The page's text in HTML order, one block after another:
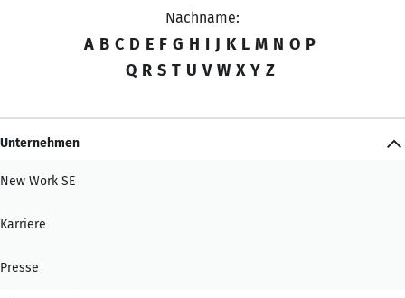
Nachname:
A B C D E F G H I J K L M N O P
Q R S T U V W X Y Z
Unternehmen
New Work SE
Karriere
Presse